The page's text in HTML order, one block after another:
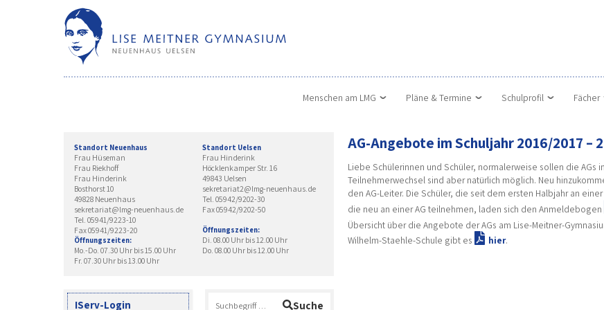
Menschen am LMG Pläne & Termine Schulprofil Fächer
AG-Angebote im Schuljahr 2016/2017 –
Liebe Schülerinnen und Schüler, normalerweise sollen die
Teilnehmerwechsel sind aber natürlich möglich. Neu
den AG-Leiter. Die Schüler, die seit dem ersten Halbjahr an
die neu an einer AG teilnehmen, laden sich den Anmeldebogen
Übersicht über die Angebote der AGs am Lise-Meitner-
Wilhelm-Staehle-Schule gibt es
hier.
Standort Neuenhaus
Frau Hüseman
Frau Riekhoff
Frau Hinderink
Bosthorst 10
49828 Neuenhaus
sekretariat@lmg-neuenhaus.de
Tel. 05941/9223-10
Fax 05941/9223-20
Öffnungszeiten:
Mo.-Do. 07.30 Uhr bis 15.00 Uhr
Fr. 07.30 Uhr bis 13.00 Uhr
Standort Uelsen
Frau Hinderink
Höcklenkamper Str. 16
49843 Uelsen
sekretariat2@lmg-neuenhaus.de
Tel. 05942/9202-30
Fax 05942/9202-50
Öffnungszeiten:
Di. 08.00 Uhr bis 12.00 Uhr
Do. 08.00 Uhr bis 12.00 Uhr
IServ-Login
nach:
Suche